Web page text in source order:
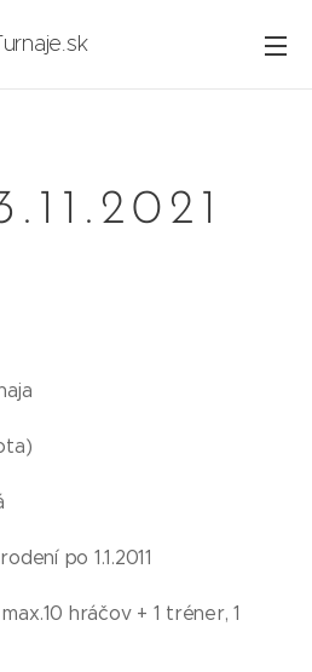
po 1.1.2011
hráčov + 1 tréner, 1